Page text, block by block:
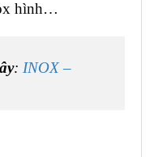
hình…
: INOX –